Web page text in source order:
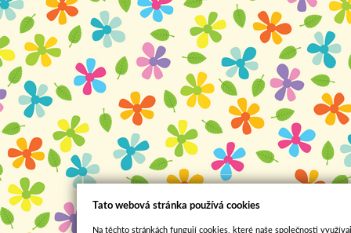
Tato webová stránka používá cookies
Na těchto stránkách fungují cookies, které naše společnosti